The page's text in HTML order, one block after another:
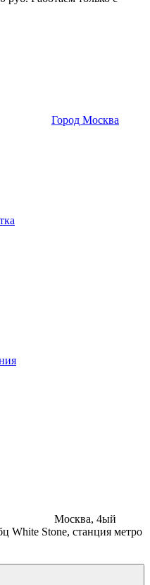
Город Москва
Москва, 4ый
White Stone, станция метро